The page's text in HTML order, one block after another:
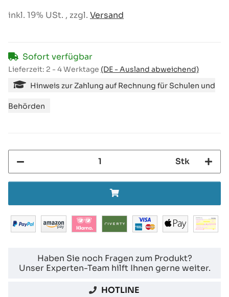
inkl. 19% USt. , zzgl. Versand
Sofort verfügbar
Lieferzeit: 2 - 4 Werktage (DE - Ausland abweichend)
Hinweis zur Zahlung auf Rechnung für Schulen und
Behörden
Stk
Haben Sie noch Fragen zum Produkt?
Unser Experten-Team hilft Ihnen gerne weiter.
HOTLINE